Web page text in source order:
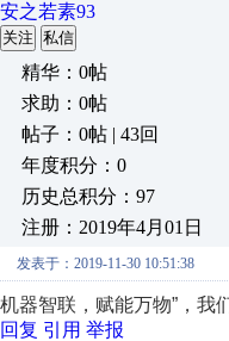
安之若素93
关注 私信
精华：0帖
求助：0帖
帖子：0帖 | 43回
年度积分：0
历史总积分：97
注册：2019年4月01日
发表于：2019-11-30 10:51:38
机器智联，赋能万物”，我
回复 引用 举报